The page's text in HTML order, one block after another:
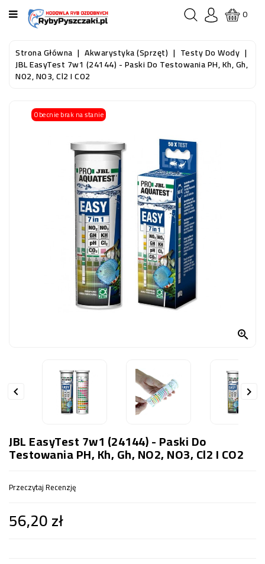
KATEGORIA
STRONA
GŁÓWNA
AKWARIOWE
AKWARYSTYKA
0
Strona Główna Akwarystyka (sprzęt) Testy Do Wody
JBL EasyTest 7w1 (24144) - Paski Do Testowania PH, Kh, Gh,
NO2, NO3, Cl2 I CO2
Obecnie brak na stanie

 
JBL EasyTest 7w1 (24144) - Paski Do
Testowania PH, Kh, Gh, NO2, NO3, Cl2 I CO2
Przeczytaj Recenzję
56,20 zł